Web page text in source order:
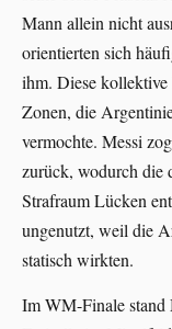
Mann allein nicht
orientierten sich
ihm. Diese
Zonen, die
vermochte. Messi
zurück, wodurch die
Strafraum Lücken
ungenutzt, weil die
statisch wirkten.
Im WM-Finale stand